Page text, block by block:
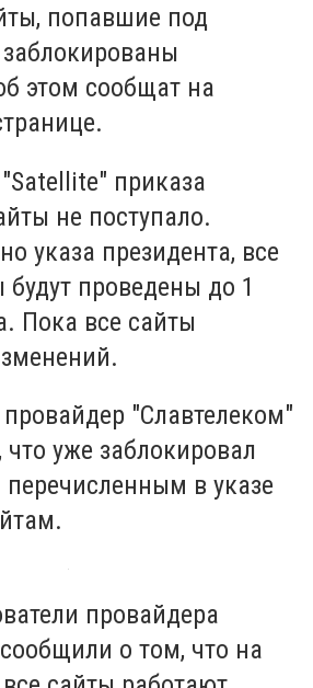
попавшие под
этом сообщат на
приказа
не поступало.
указа президента, все
проведены до 1
Пока все сайты
"Славтелеком"
уже заблокировал
перечисленным в указе
провайдера
о том, что на